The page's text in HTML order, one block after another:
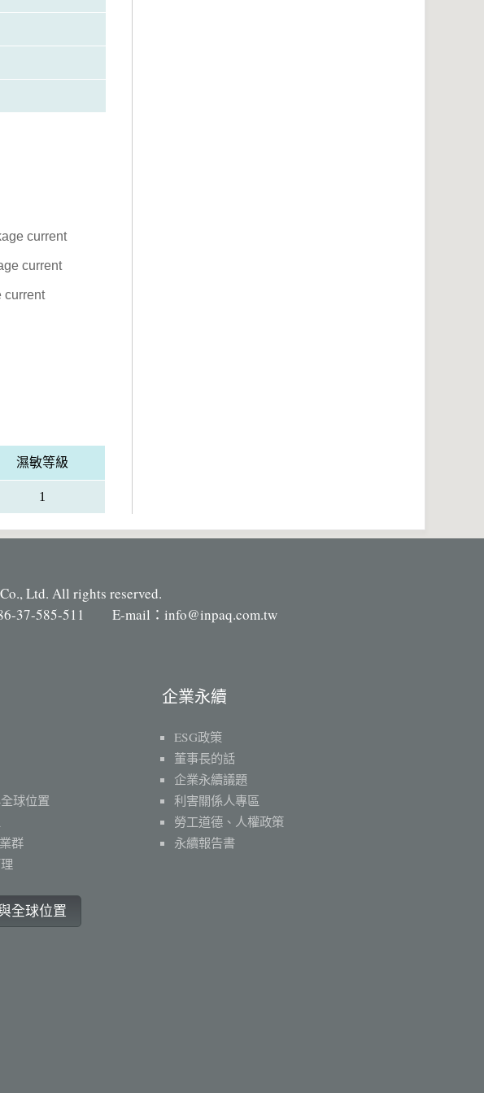
current
current
current
濕敏等級
1
Ltd. All rights reserved.
37-585-511 E-mail： info@inpaq.com.tw
球位置
群
全球位置
企業永續
ESG政策
董事長的話
企業永續議題
利害關係人專區
勞工道德、人權政策
永續報告書